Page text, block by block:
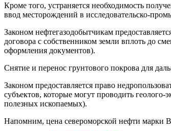
Кроме того, устраняется необходимость
ввод месторождений в исследовательско-
Законом нефтегазодобытчикам
договора с собственником земли вплоть до
оформления документов).
Снятие и перенос грунтового покрова для
Законом предоставляется право
субъектов, которые могут проводить
полезных ископаемых).
Напомним, цена североморской нефти марки